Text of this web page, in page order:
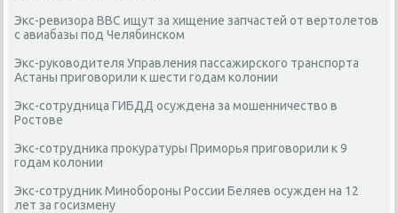
Экс-ревизора ВВС ищут за хищение запчастей от вертолетов
с авиабазы под Челябинском
Экс-руководителя Управления пассажирского транспорта
Астаны приговорили к шести годам колонии
Экс-сотрудница ГИБДД осуждена за мошенничество в
Ростове
Экс-сотрудника прокуратуры Приморья приговорили к 9
годам колонии
Экс-сотрудник Минобороны России Беляев осужден на 12
лет за госизмену